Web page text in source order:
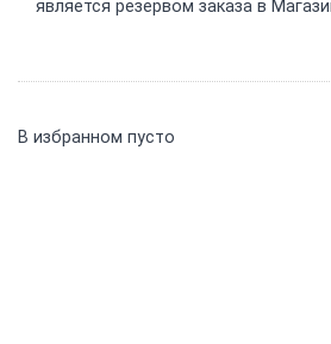
является резервом заказа в
В избранном пусто